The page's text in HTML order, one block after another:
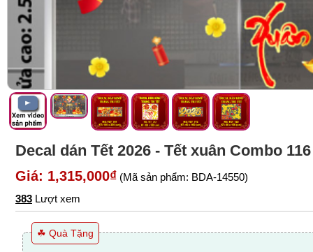
Sàn nhựa
Đồng hồ
Đèn ngủ
Bán chạy
Giảm giá
Gương trang trí
Decal Halloween
Bài viết
Decal dán Tết 2026 - Tết xuân Combo 116
Giá: 1,315,000₫ (Mã sản phẩm: BDA-14550)
383 Lượt xem
☘ Quà Tặng